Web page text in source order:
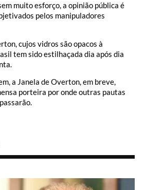
muito esforço, a opinião pública é
pelos manipuladores
cujos vidros são opacos à
tem sido estilhaçada dia após dia
a Janela de Overton, em breve,
porteira por onde outras pautas